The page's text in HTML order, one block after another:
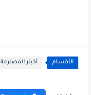
الأقسام أخبار المصارعة